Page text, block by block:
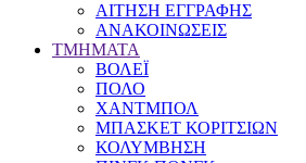
ΑΙΤΗΣΗ ΕΓΓΡΑΦΗΣ
ΑΝΑΚΟΙΝΩΣΕΙΣ
ΤΜΗΜΑΤΑ
ΒΟΛΕΪ
ΠΟΛΟ
ΧΑΝΤΜΠΟΛ
ΜΠΑΣΚΕΤ ΚΟΡΙΤΣΙΩΝ
ΚΟΛΥΜΒΗΣΗ